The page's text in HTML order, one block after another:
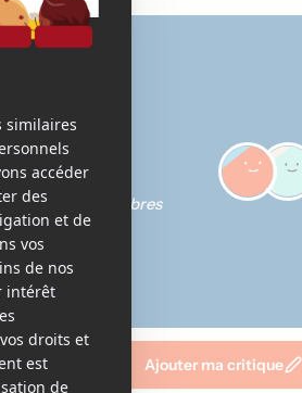
des membres
Ajouter ma critique